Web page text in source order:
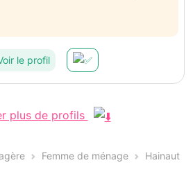
le profil
plus de profils
Femme de ménage
Hainaut